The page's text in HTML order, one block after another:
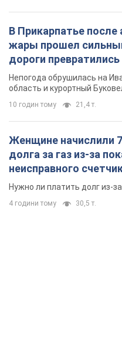
В Прикарпатье после
жары прошел
дороги
Непогода обрушилась на
область и курортный
10 годин тому 21,4 т.
Женщине начислили
долга за газ из-за
неисправного
вынес неожиданное
Нужно ли платить долг из-
4 години тому 30,5 т.